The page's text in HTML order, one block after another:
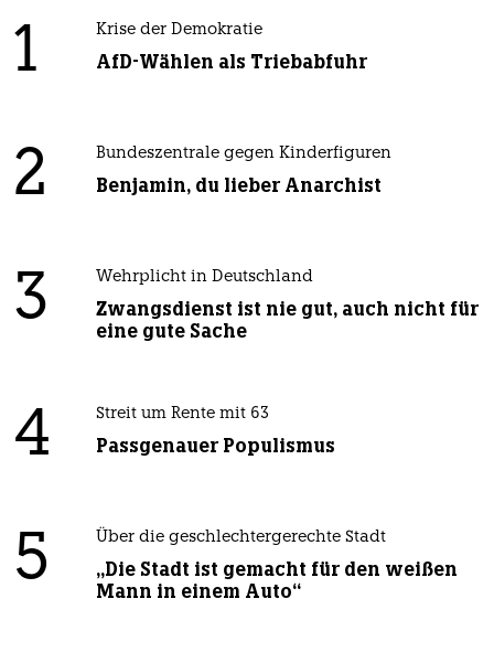
1 Krise der Demokratie
AfD-Wählen als Triebabfuhr
2 Bundeszentrale gegen Kinderfiguren
Benjamin, du lieber Anarchist
3 Wehrplicht in Deutschland
Zwangsdienst ist nie gut, auch nicht für
eine gute Sache
4 Streit um Rente mit 63
Passgenauer Populismus
5 Über die geschlechtergerechte Stadt
„Die Stadt ist gemacht für den weißen
Mann in einem Auto“